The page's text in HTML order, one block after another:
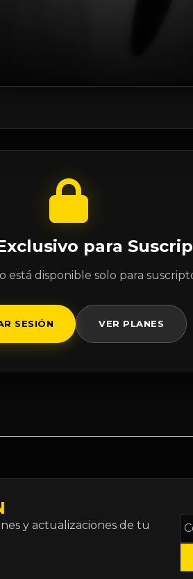
para
está disponible solo para
SESIÓN VER PLANES
y actualizaciones de tu
*